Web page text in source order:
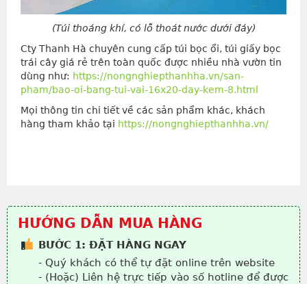
(Túi thoáng khí, có lỗ thoát nước dưới đáy)
Cty Thanh Hà chuyên cung cấp túi bọc ổi, túi giấy bọc
trái cây giá rẻ trên toàn quốc được nhiều nhà vườn tin
dùng như: https://nongnghiepthanhha.vn/san-
pham/bao-oi-bang-tui-vai-16x20-day-kem-8.html
Mọi thông tin chi tiết về các sản phẩm khác, khách
hàng tham khảo tại https://nongnghiepthanhha.vn/
HƯỚNG DẪN MUA HÀNG
BƯỚC 1: ĐẶT HÀNG NGAY
- Quý khách có thể tự đặt online trên website
- (Hoặc) Liên hệ trực tiếp vào số hotline để được